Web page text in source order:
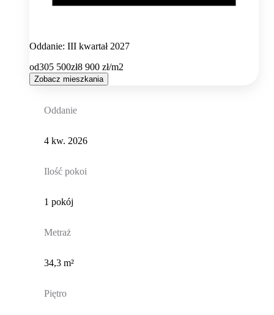
Oddanie: III kwartał 2027
od305 500zł8 900 zł/m2
Zobacz mieszkania
Oddanie
4 kw. 2026
Ilość pokoi
1 pokój
Metraż
34,3 m²
Piętro